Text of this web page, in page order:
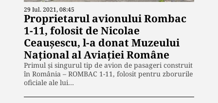
29 Iul. 2021, 08:45
Proprietarul avionului Rombac
1-11, folosit de Nicolae
Ceaușescu, l-a donat Muzeului
Național al Aviației Române
Primul și singurul tip de avion de pasageri construit
în România – ROMBAC 1-11, folosit pentru zborurile
oficiale ale lui…